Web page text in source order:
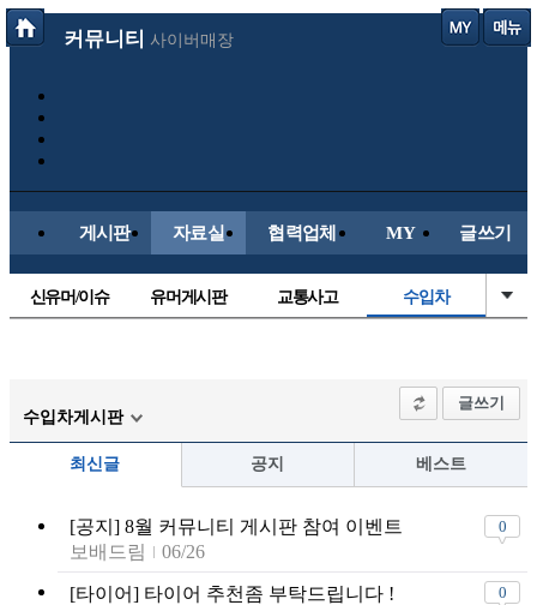
커뮤니티 사이버매장
게시판 자료실 협력업체 MY 글쓰기
신유머/이슈 유머게시판 교통사고 수입차
군사/무기
트럭/버스
장착시공사진
수입차게시판
글쓰기
최신글 공지 베스트
[공지] 8월 커뮤니티 게시판 참여 이벤트
보배드림
06/26
0
[타이어] 타이어 추천좀 부탁드립니다 !
0